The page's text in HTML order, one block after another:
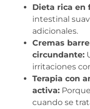
Dieta rica en
intestinal
adicionales.
Cremas
circundante:
irritaciones
Terapia con
activa:
cuando se